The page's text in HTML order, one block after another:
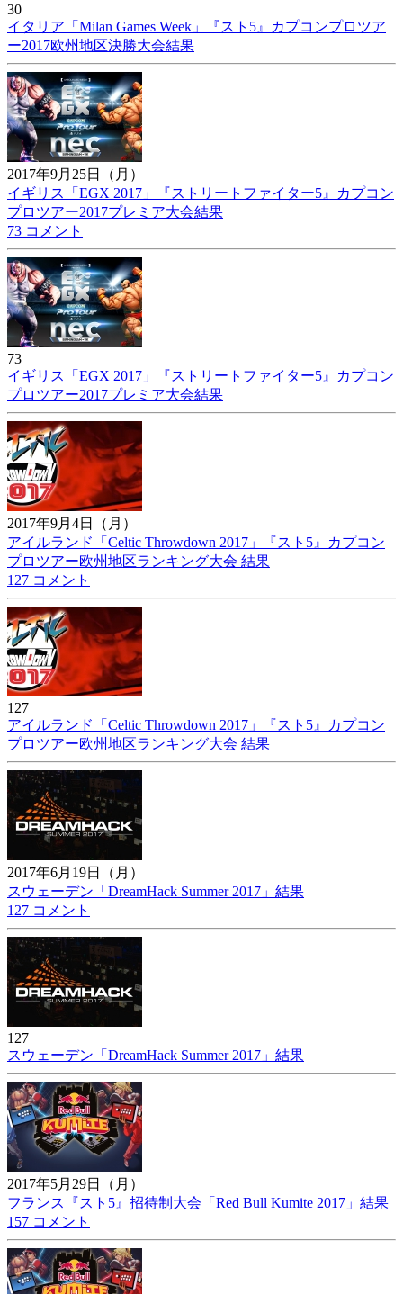
30
イタリア「Milan Games Week」『スト5』カプコンプロツア
ー2017欧州地区決勝大会結果
2017年9月25日（月）
イギリス「EGX 2017」『ストリートファイター5』カプコン
プロツアー2017プレミア大会結果
73 コメント
73
イギリス「EGX 2017」『ストリートファイター5』カプコン
プロツアー2017プレミア大会結果
2017年9月4日（月）
アイルランド「Celtic Throwdown 2017」『スト5』カプコン
プロツアー欧州地区ランキング大会 結果
127 コメント
127
アイルランド「Celtic Throwdown 2017」『スト5』カプコン
プロツアー欧州地区ランキング大会 結果
2017年6月19日（月）
スウェーデン「DreamHack Summer 2017」結果
127 コメント
127
スウェーデン「DreamHack Summer 2017」結果
2017年5月29日（月）
フランス『スト5』招待制大会「Red Bull Kumite 2017」結果
157 コメント